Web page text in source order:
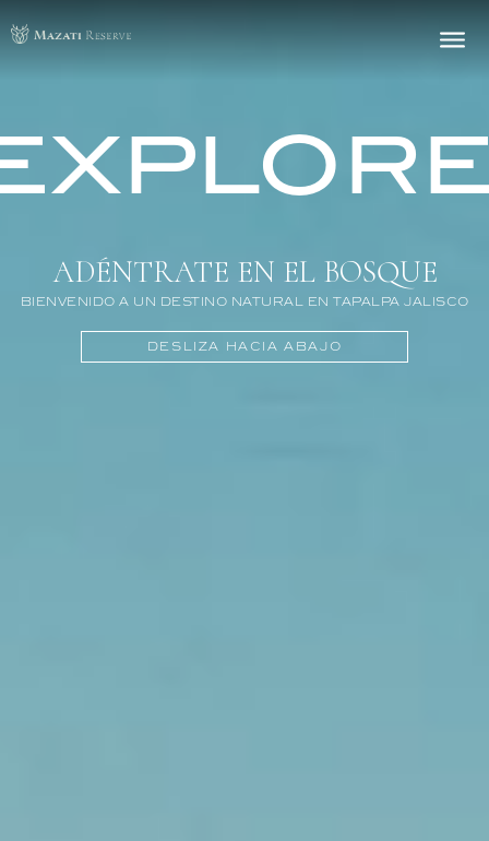
ADÉNTRATE EN EL BOSQUE
BIENVENIDO A UN DESTINO NATURAL EN TAPALPA JALISCO
DESLIZA HACIA ABAJO